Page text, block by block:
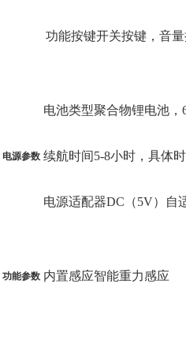
功能按键开关按键，音
电源参数
电池类型聚合物锂电池，
续航时间5-8小时，具体
电源适配器DC（5V）自
功能参数 内置感应智能重力感应